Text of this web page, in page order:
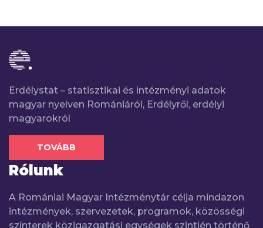
Erdélystat – statisztikai és intézményi adatok
magyar nyelven Romániáról, Erdélyről, erdélyi
magyarokról
TOVÁBB
Rólunk
A Romániai Magyar Intézménytár célja mindazon
intézmények, szervezetek, programok, közösségi
színterek közigazgatási egységek szintjén történő